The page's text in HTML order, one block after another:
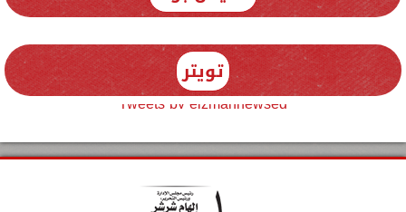
تويتر
Tweets by elzmannewseg